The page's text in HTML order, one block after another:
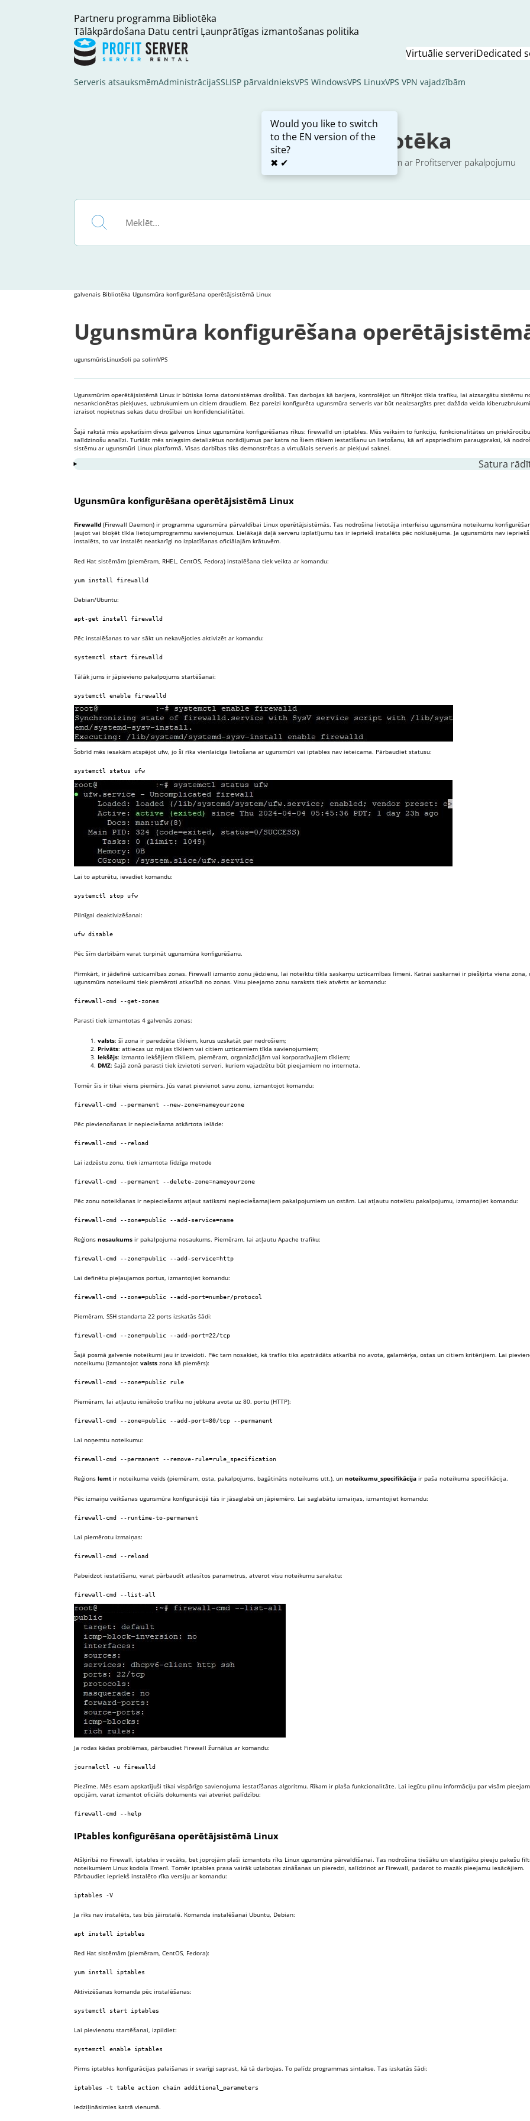
Partneru programma Bibliotēka
Tālākpārdošana Datu centri Ļaunprātīgas izmantošanas politika
Would you like to switch
to the EN version of the
site?
✖ ✔
Virtuālie serveriDedicated
Serveris atsauksmēmAdministrācijaSSL ISP pārvaldnieksVPS WindowsVPS LinuxVPS VPN vajadzībām
Bibliotēka
Vienkāršas instrukcijas darbam ar Profitserver pakalpojumu
galvenais Bibliotēka Ugunsmūra konfigurēšana operētājsistēmā Linux
Ugunsmūra konfigurēšana
ugunsmūrisLinuxSoli pa solimVPS
Ugunsmūrim operētājsistēmā Linux ir būtiska loma datorsistēmas drošībā. Tas darbojas kā barjera, kontrolējot un filtrējot tīkla trafiku, lai aizsargātu sistēmu
nesankcionētas piekļuves, uzbrukumiem un citiem draudiem. Bez pareizi konfigurēta ugunsmūra serveris var būt neaizsargāts pret dažāda veida
izraisot nopietnas sekas datu drošībai un konfidencialitātei.
Šajā rakstā mēs apskatīsim divus galvenos Linux ugunsmūra konfigurēšanas rīkus: firewalld un iptables. Mēs veiksim to funkciju, funkcionalitātes un priekšrocību
salīdzinošu analīzi. Turklāt mēs sniegsim detalizētus norādījumus par katra no šiem rīkiem iestatīšanu un lietošanu, kā arī apspriedīsim paraugpraksi, kā
sistēmu ar ugunsmūri Linux platformā. Visas darbības tiks demonstrētas a virtuālais serverisar piekļuvi saknei.
Satura
2IPtables konfigurēšana operētājsistēmā Linux
Minimizēt
Ugunsmūra konfigurēšana operētājsistēmā Linux
Firewalld(Firewall Daemon) ir programma ugunsmūra pārvaldībai Linux operētājsistēmās. Tas nodrošina lietotāja interfeisu ugunsmūra noteikumu
ļaujot vai bloķēt tīkla lietojumprogrammu savienojumus. Lielākajā daļā serveru izplatījumu tas ir iepriekš instalēts pēc noklusējuma. Ja ugunsmūris nav iepriekš
instalēts, to var instalēt neatkarīgi no izplatīšanas oficiālajām krātuvēm.
Red Hat sistēmām (piemēram, RHEL, CentOS, Fedora) instalēšana tiek veikta ar komandu:
yum install firewalld
Debian/Ubuntu:
apt-get install firewalld
Pēc instalēšanas to var sākt un nekavējoties aktivizēt ar komandu:
systemctl start firewalld
Tālāk jums ir jāpievieno pakalpojums startēšanai:
systemctl enable firewalld
Šobrīd mēs iesakām atspējot ufw, jo šī rīka vienlaicīga lietošana ar ugunsmūri vai iptables nav ieteicama. Pārbaudiet statusu:
systemctl status ufw
Lai to apturētu, ievadiet komandu:
systemctl stop ufw
Pilnīgai deaktivizēšanai:
ufw disable
Pēc šīm darbībām varat turpināt ugunsmūra konfigurēšanu.
Pirmkārt, ir jādefinē uzticamības zonas. Firewall izmanto zonu jēdzienu, lai noteiktu tīkla saskarņu uzticamības līmeni. Katrai saskarnei ir piešķirta viena zona,
ugunsmūra noteikumi tiek piemēroti atkarībā no zonas. Visu pieejamo zonu saraksts tiek atvērts ar komandu:
firewall-cmd --get-zones
Parasti tiek izmantotas 4 galvenās zonas:
valsts: šī zona ir paredzēta tīkliem, kurus uzskatāt par nedrošiem;
Privāts: attiecas uz mājas tīkliem vai citiem uzticamiem tīkla savienojumiem;
Iekšējs: izmanto iekšējiem tīkliem, piemēram, organizācijām vai korporatīvajiem tīkliem;
DMZ: šajā zonā parasti tiek izvietoti serveri, kuriem vajadzētu būt pieejamiem no interneta.
Tomēr šis ir tikai viens piemērs. Jūs varat pievienot savu zonu, izmantojot komandu:
firewall-cmd --permanent --new-zone=nameyourzone
Pēc pievienošanas ir nepieciešama atkārtota ielāde:
firewall-cmd --reload
Lai izdzēstu zonu, tiek izmantota līdzīga metode
firewall-cmd --permanent --delete-zone=nameyourzone
Pēc zonu noteikšanas ir nepieciešams atļaut satiksmi nepieciešamajiem pakalpojumiem un ostām. Lai atļautu noteiktu pakalpojumu, izmantojiet komandu:
firewall-cmd --zone=public --add-service=name
Reģions nosaukumsir pakalpojuma nosaukums. Piemēram, lai atļautu Apache trafiku:
firewall-cmd --zone=public --add-service=http
Lai definētu pieļaujamos portus, izmantojiet komandu:
firewall-cmd --zone=public --add-port=number/protocol
Piemēram, SSH standarta 22 ports izskatās šādi:
firewall-cmd --zone=public --add-port=22/tcp
Šajā posmā galvenie noteikumi jau ir izveidoti. Pēc tam nosakiet, kā trafiks tiks apstrādāts atkarībā no avota, galamērķa, ostas un citiem kritērijiem. Lai
noteikumu (izmantojot valstszona kā piemērs):
firewall-cmd --zone=public rule
Piemēram, lai atļautu ienākošo trafiku no jebkura avota uz 80. portu (HTTP):
firewall-cmd --zone=public --add-port=80/tcp --permanent
Lai noņemtu noteikumu:
firewall-cmd --permanent --remove-rule=rule_specification
Reģions lemtir noteikuma veids (piemēram, osta, pakalpojums, bagātināts noteikums utt.), un noteikumu_specifikācijair paša noteikuma specifikācija.
Pēc izmaiņu veikšanas ugunsmūra konfigurācijā tās ir jāsaglabā un jāpiemēro. Lai saglabātu izmaiņas, izmantojiet komandu:
firewall-cmd --runtime-to-permanent
Lai piemērotu izmaiņas:
firewall-cmd --reload
Pabeidzot iestatīšanu, varat pārbaudīt atlasītos parametrus, atverot visu noteikumu sarakstu:
firewall-cmd --list-all
Ja rodas kādas problēmas, pārbaudiet Firewall žurnālus ar komandu:
journalctl -u firewalld
Piezīme. Mēs esam apskatījuši tikai vispārīgo savienojuma iestatīšanas algoritmu. Rīkam ir plaša funkcionalitāte. Lai iegūtu pilnu informāciju par visām
opcijām, varat izmantot oficiāls dokumentsvai atveriet palīdzību:
firewall-cmd --help
IPtables konfigurēšana operētājsistēmā Linux
Atšķirībā no Firewall, iptables ir vecāks, bet joprojām plaši izmantots rīks Linux ugunsmūra pārvaldīšanai. Tas nodrošina tiešāku un elastīgāku pieeju pakešu
noteikumiem Linux kodola līmenī. Tomēr iptables prasa vairāk uzlabotas zināšanas un pieredzi, salīdzinot ar Firewall, padarot to mazāk pieejamu iesācējiem.
Pārbaudiet iepriekš instalēto rīka versiju ar komandu:
iptables -V
Ja rīks nav instalēts, tas būs jāinstalē. Komanda instalēšanai Ubuntu, Debian:
apt install iptables
Red Hat sistēmām (piemēram, CentOS, Fedora):
yum install iptables
Aktivizēšanas komanda pēc instalēšanas:
systemctl start iptables
Lai pievienotu startēšanai, izpildiet:
systemctl enable iptables
Pirms iptables konfigurācijas palaišanas ir svarīgi saprast, kā tā darbojas. To palīdz programmas sintakse. Tas izskatās šādi:
iptables -t table action chain additional_parameters
Iedziļināsimies katrā vienumā.